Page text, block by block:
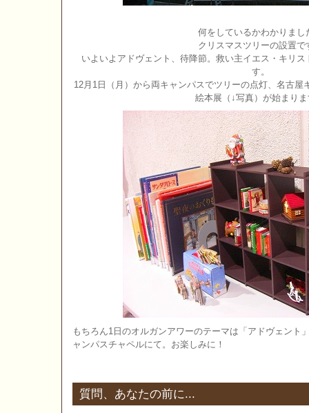
何をしているかわかりまし
クリスマスツリーの設置で
いよいよアドヴェント、待降節。救い主イエス・キリ
す。
12月1日（月）から両キャンパスでツリーの点灯、名古屋
絵本展（↓写真）が始まり
もちろん1日のオルガンアワーのテーマは「アドヴェント
ャンパスチャペルにて。お楽しみに！
質問、あなたの前に...